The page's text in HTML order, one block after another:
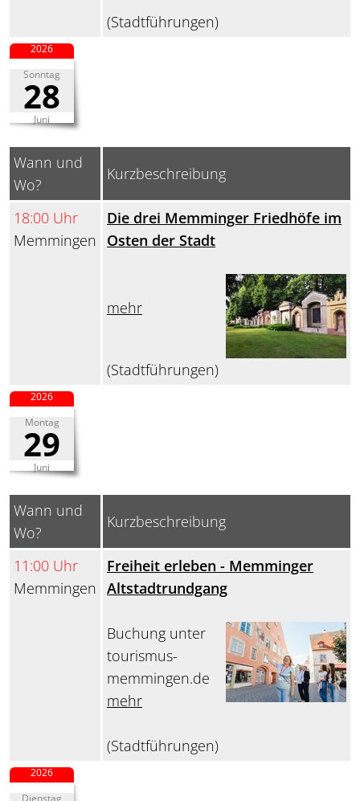
(Stadtführungen)
Sonntag
28
Juni
2026
Wann und
Wo?
Kurzbeschreibung
18:00 Uhr
Memmingen
Die drei Memminger Friedhöfe im
Osten der Stadt
mehr
(Stadtführungen)
Montag
29
Juni
2026
Wann und
Wo?
Kurzbeschreibung
11:00 Uhr
Memmingen
Freiheit erleben - Memminger
Altstadtrundgang
Buchung unter
tourismus-
memmingen.de
mehr
(Stadtführungen)
2026